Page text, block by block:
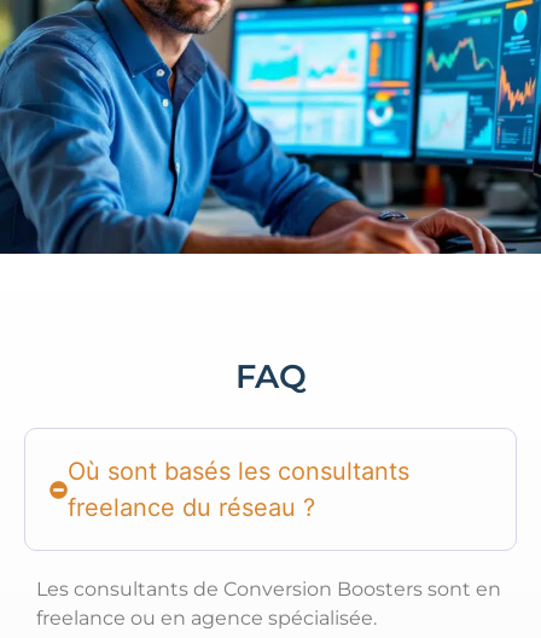
FAQ
Où sont basés les consultants
freelance du réseau ?
Les consultants de Conversion Boosters sont en
freelance ou en agence spécialisée.